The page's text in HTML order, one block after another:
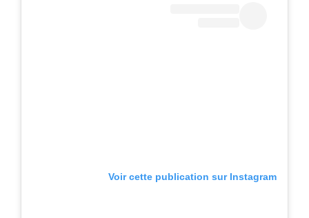
Voir cette publication sur Instagram